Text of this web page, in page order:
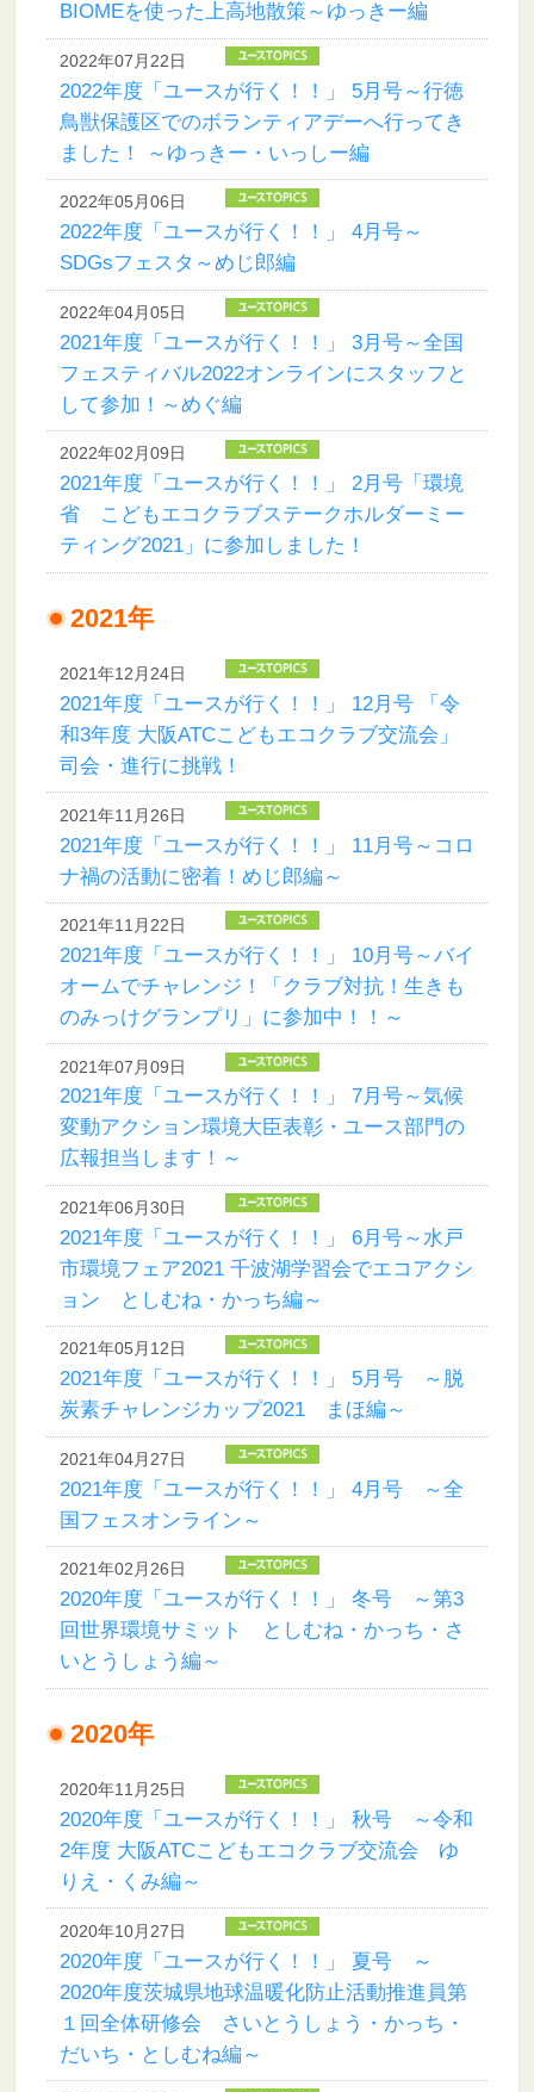
BIOMEを使った上高地散策～ゆっきー編
2022年07月22日
2022年度「ユースが行く！！」 5月号～行徳
鳥獣保護区でのボランティアデーへ行ってき
ました！ ～ゆっきー・いっしー編
2022年05月06日
2022年度「ユースが行く！！」 4月号～
SDGsフェスタ～めじ郎編
2022年04月05日
2021年度「ユースが行く！！」 3月号～全国
フェスティバル2022オンラインにスタッフと
して参加！～めぐ編
2022年02月09日
2021年度「ユースが行く！！」 2月号「環境
省 こどもエコクラブステークホルダーミー
ティング2021」に参加しました！
2021年
2021年12月24日
2021年度「ユースが行く！！」 12月号 「令
和3年度 大阪ATCこどもエコクラブ交流会」
司会・進行に挑戦！
2021年11月26日
2021年度「ユースが行く！！」 11月号～コロ
ナ禍の活動に密着！めじ郎編～
2021年11月22日
2021年度「ユースが行く！！」 10月号～バイ
オームでチャレンジ！「クラブ対抗！生きも
のみっけグランプリ」に参加中！！～
2021年07月09日
2021年度「ユースが行く！！」 7月号～気候
変動アクション環境大臣表彰・ユース部門の
広報担当します！～
2021年06月30日
2021年度「ユースが行く！！」 6月号～水戸
市環境フェア2021 千波湖学習会でエコアクシ
ョン としむね・かっち編～
2021年05月12日
2021年度「ユースが行く！！」 5月号 ～脱
炭素チャレンジカップ2021 まほ編～
2021年04月27日
2021年度「ユースが行く！！」 4月号 ～全
国フェスオンライン～
2021年02月26日
2020年度「ユースが行く！！」 冬号 ～第3
回世界環境サミット としむね・かっち・さ
いとうしょう編～
2020年
2020年11月25日
2020年度「ユースが行く！！」 秋号 ～令和
2年度 大阪ATCこどもエコクラブ交流会 ゆ
りえ・くみ編～
2020年10月27日
2020年度「ユースが行く！！」 夏号 ～
2020年度茨城県地球温暖化防止活動推進員第
１回全体研修会 さいとうしょう・かっち・
だいち・としむね編～